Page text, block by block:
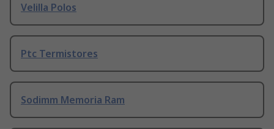
Velilla Polos
Ptc Termistores
Sodimm Memoria Ram